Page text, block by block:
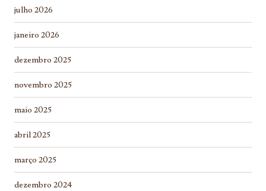
julho 2026
janeiro 2026
dezembro 2025
novembro 2025
maio 2025
abril 2025
março 2025
dezembro 2024